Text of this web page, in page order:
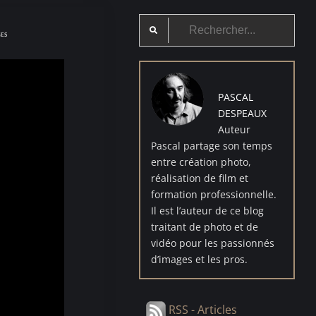
Search
PASCAL
DESPEAUX
Auteur
Pascal partage son temps
entre création photo,
réalisation de film et
formation professionnelle.
Il est l’auteur de ce blog
traitant de photo et de
vidéo pour les passionnés
d’images et les pros.
RSS - Articles